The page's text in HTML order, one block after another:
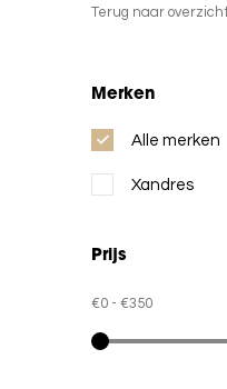
Terug naar
Merken
Alle merken
Xandres
Prijs
€0 - €350